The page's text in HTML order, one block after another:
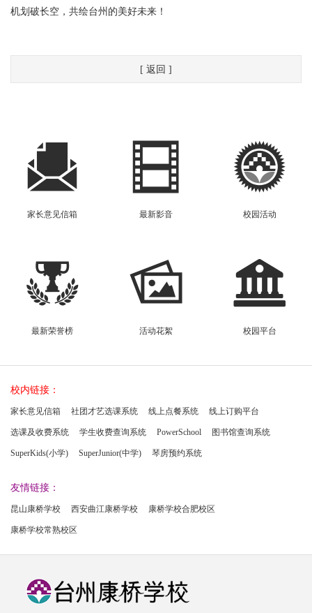
机划破长空，共绘台州的美好未来！
[ 返回 ]
家长意见信箱 最新影音 校园活动
最新荣誉榜 活动花絮 校园平台
校内链接：
家长意见信箱 社团才艺选课系统 线上点餐系统 线上订购平台
选课及收费系统 学生收费查询系统 PowerSchool 图书馆查询系统
SuperKids(小学) SuperJunior(中学) 琴房预约系统
友情链接：
昆山康桥学校 西安曲江康桥学校 康桥学校合肥校区
康桥学校常熟校区